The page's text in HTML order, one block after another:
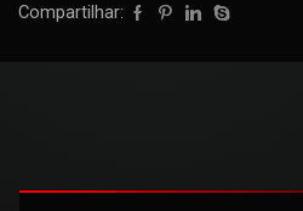
Compartilhar: